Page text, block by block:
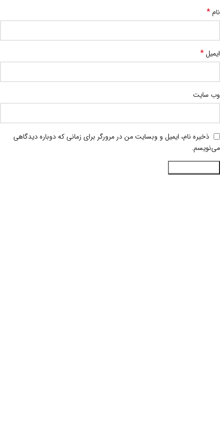
نام*
ایمیل*
وب‌ سایت
ذخیره نام، ایمیل و وبسایت من در مرورگر برای زمانی که دوباره دیدگاهی
می‌نویسم.